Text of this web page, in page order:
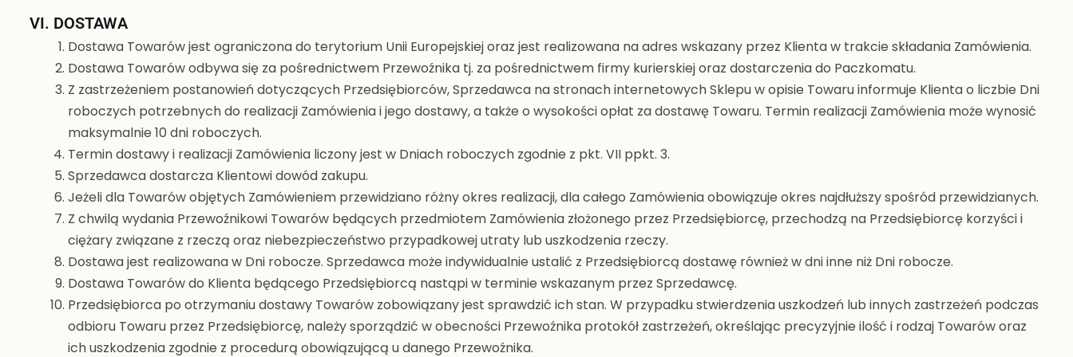
VI. DOSTAWA
Dostawa Towarów jest ograniczona do terytorium Unii Europejskiej oraz jest realizowana na adres wskazany przez Klienta w trakcie składania Zamówienia.
Dostawa Towarów odbywa się za pośrednictwem Przewoźnika tj. za pośrednictwem firmy kurierskiej oraz dostarczenia do Paczkomatu.
Z zastrzeżeniem postanowień dotyczących Przedsiębiorców, Sprzedawca na stronach internetowych Sklepu w opisie Towaru informuje Klienta o liczbie Dni
roboczych potrzebnych do realizacji Zamówienia i jego dostawy, a także o wysokości opłat za dostawę Towaru. Termin realizacji Zamówienia może wynosić
maksymalnie 10 dni roboczych.
Termin dostawy i realizacji Zamówienia liczony jest w Dniach roboczych zgodnie z pkt. VII ppkt. 3.
Sprzedawca dostarcza Klientowi dowód zakupu.
Jeżeli dla Towarów objętych Zamówieniem przewidziano różny okres realizacji, dla całego Zamówienia obowiązuje okres najdłuższy spośród przewidzianych.
Z chwilą wydania Przewoźnikowi Towarów będących przedmiotem Zamówienia złożonego przez Przedsiębiorcę, przechodzą na Przedsiębiorcę korzyści i
ciężary związane z rzeczą oraz niebezpieczeństwo przypadkowej utraty lub uszkodzenia rzeczy.
Dostawa jest realizowana w Dni robocze. Sprzedawca może indywidualnie ustalić z Przedsiębiorcą dostawę również w dni inne niż Dni robocze.
Dostawa Towarów do Klienta będącego Przedsiębiorcą nastąpi w terminie wskazanym przez Sprzedawcę.
Przedsiębiorca po otrzymaniu dostawy Towarów zobowiązany jest sprawdzić ich stan. W przypadku stwierdzenia uszkodzeń lub innych zastrzeżeń podczas
odbioru Towaru przez Przedsiębiorcę, należy sporządzić w obecności Przewoźnika protokół zastrzeżeń, określając precyzyjnie ilość i rodzaj Towarów oraz
ich uszkodzenia zgodnie z procedurą obowiązującą u danego Przewoźnika.